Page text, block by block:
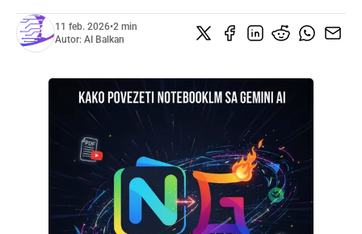
11 feb. 2026•2 min
Autor: AI Balkan